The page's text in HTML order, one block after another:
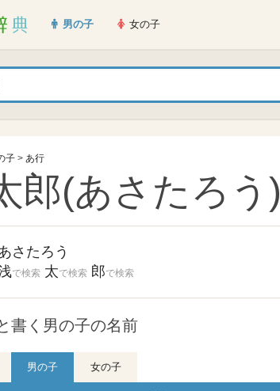
男の子 女の子
子 > あ行
郎(あさたろう)
さたろう
で検索 太で検索 郎で検索
書く男の子の名前
男の子 女の子